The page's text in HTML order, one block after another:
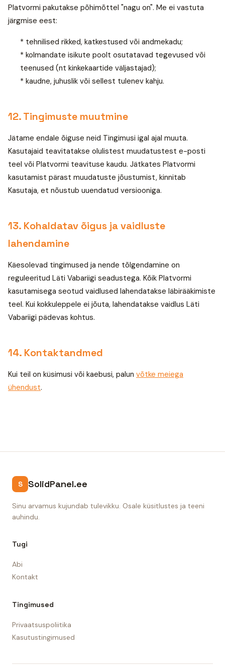
Platvormi pakutakse põhimõttel "nagu on". Me ei vastuta
järgmise eest:
* tehnilised rikked, katkestused või andmekadu;
* kolmandate isikute poolt osutatavad tegevused või
teenused (nt kinkekaartide väljastajad);
* kaudne, juhuslik või sellest tulenev kahju.
12. Tingimuste muutmine
Jätame endale õiguse neid Tingimusi igal ajal muuta.
Kasutajaid teavitatakse olulistest muudatustest e-posti
teel või Platvormi teavituse kaudu. Jätkates Platvormi
kasutamist pärast muudatuste jõustumist, kinnitab
Kasutaja, et nõustub uuendatud versiooniga.
13. Kohaldatav õigus ja vaidluste
lahendamine
Käesolevad tingimused ja nende tõlgendamine on
reguleeritud Läti Vabariigi seadustega. Kõik Platvormi
kasutamisega seotud vaidlused lahendatakse läbirääkimiste
teel. Kui kokkuleppele ei jõuta, lahendatakse vaidlus Läti
Vabariigi pädevas kohtus.
14. Kontaktandmed
Kui teil on küsimusi või kaebusi, palun võtke meiega
ühendust.
S SolidPanel.ee
Sinu arvamus kujundab tulevikku. Osale küsitlustes ja teeni
auhindu.
Tugi
Abi
Kontakt
Tingimused
Privaatsuspoliitika
Kasutustingimused